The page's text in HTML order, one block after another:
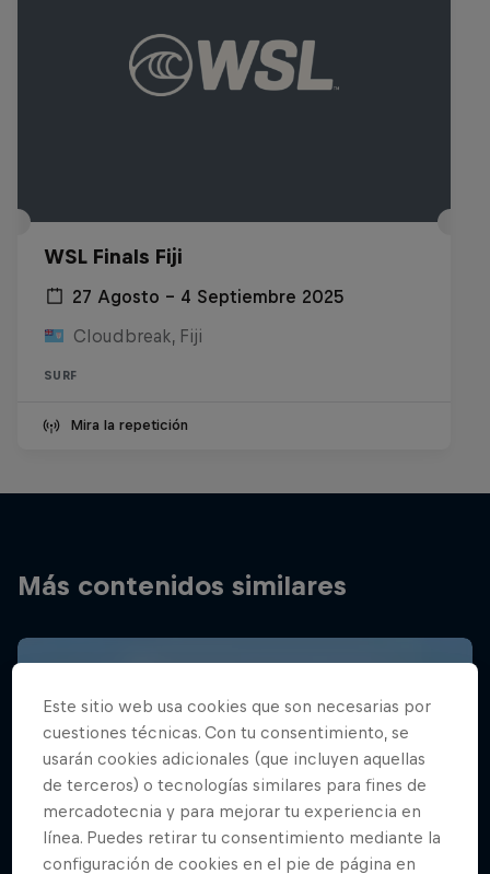
WSL Finals Fiji
27 Agosto – 4 Septiembre 2025
Cloudbreak, Fiji
SURF
Mira la repetición
Más contenidos similares
Este sitio web usa cookies que son necesarias por
cuestiones técnicas. Con tu consentimiento, se
usarán cookies adicionales (que incluyen aquellas
de terceros) o tecnologías similares para fines de
mercadotecnia y para mejorar tu experiencia en
línea. Puedes retirar tu consentimiento mediante la
configuración de cookies en el pie de página en